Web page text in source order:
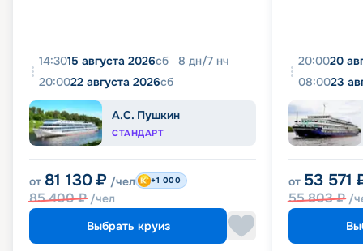
14:3015 августа 2026сб 8 дн/7 нч
20:0022 августа 2026сб
А.С. Пушкин
СТАНДАРТ
от 81 130 ₽ /чел
85 400₽ /чел
+1 000
Выбрать круиз
20:0020
08:0023
от 53 571
55 803₽ /